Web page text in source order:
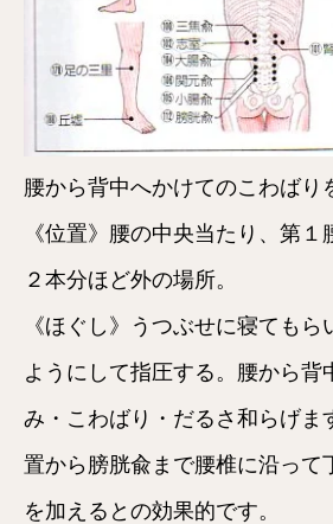
腰から背中へかけてのこわばり
《位置》腰の中央当たり、第
２本分ほど外の場所。
《ほぐし》うつぶせに寝てもら
ようにして指圧する。腰から背
み・こわばり・だるさ和らげま
置から膀胱兪まで腰椎に沿って
を加えるとの効果的です。